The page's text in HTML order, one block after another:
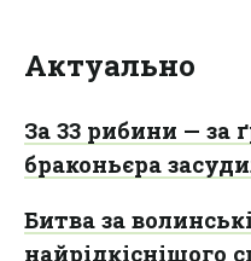
Актуально
За 33 рибини — за
браконьєра
Битва за
найрідкіснішого